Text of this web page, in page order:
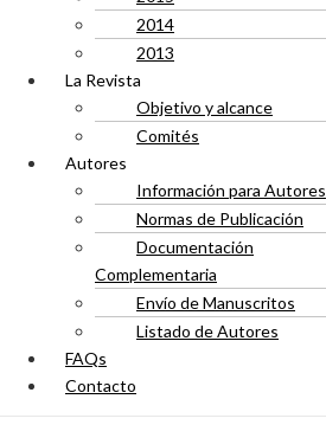
2014
2013
La Revista
Objetivo y alcance
Comités
Autores
Información para Autores
Normas de Publicación
Documentación
Complementaria
Envío de Manuscritos
Listado de Autores
FAQs
Contacto